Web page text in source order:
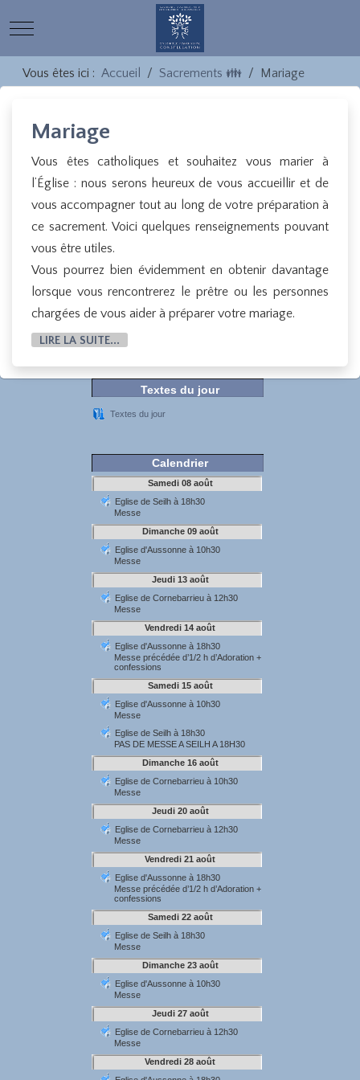
Mobile Menu Toggle
Vous êtes ici : Accueil Sacrements 👪 Mariage
Mariage
Vous êtes catholiques et souhaitez vous marier à
l’Église : nous serons heureux de vous accueillir et de
vous accompagner tout au long de votre préparation à
ce sacrement. Voici quelques renseignements pouvant
vous être utiles.
Vous pourrez bien évidemment en obtenir davantage
lorsque vous rencontrerez le prêtre ou les personnes
chargées de vous aider à préparer votre mariage.
LIRE LA SUITE...
Textes du jour
Textes du jour